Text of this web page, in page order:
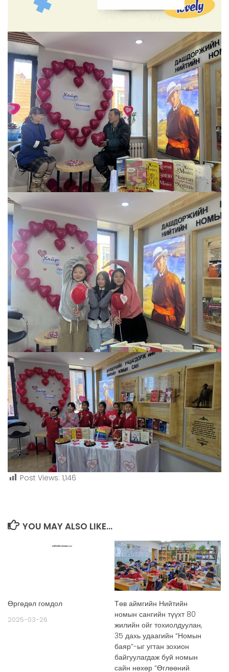
Post Views: 1,146
YOU MAY ALSO LIKE...
Өргөдөл гомдол
2025-03-26
Төв аймгийн Нийтийн
номын сангийн түүхт 80
жилийн ойг тохиолдуулан,
35 дахь удаагийн “Номын
баяр”-ыг угтан зохион
байгуулагдаж буй номын
сайн нөхөр “Өглөөний